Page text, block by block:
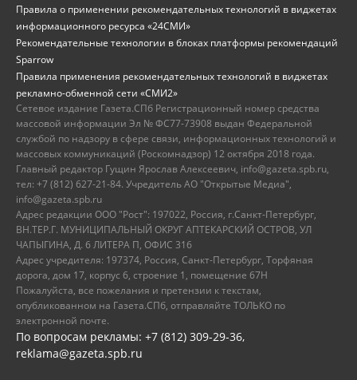
Правила о применении рекомендательных технологий в виджетах
информационного ресурса «24СМИ»
Рекомендательные технологии в блоках платформы рекомендаций
Sparrow
Правила применения рекомендательных технологий в виджетах
рекламно-обменной сети «СМИ2»
Сетевое издание Газета.СПб Регистрационный номер средства
массовой информации Эл № ФС77-73908 выдан Федеральной
службой по надзору в сфере связи, информационных технологий и
массовых коммуникаций (Роскомнадзор) 12 октября 2018 года.
Главный редактор Гущин Ярослав Алексеевич, info@gazeta.spb.ru,
тел: +7 (812) 627-21-84. Учредитель АО "Открытые Медиа",
info@gazeta.spb.ru
Адрес редакции ООО "Рост": 197022, Россия, г.Санкт-Петербург,
ВН.ТЕР.Г. МУНИЦИПАЛЬНЫЙ ОКРУГ АПТЕКАРСКИЙ ОСТРОВ, УЛ
ЧАПЫГИНА, Д. 6 ЛИТЕРА П, ОФИС 316
Адрес учредителя: 197374, Россия, Санкт-Петербург, Торфяная
дорога, дом 17, корпус 6, строение 1, помещение 67Н
Пожалуйста, все пожелания и претензии к текстам,
опубликованном на Газета.СПб, отправляйте ТОЛЬКО по
электронной почте.
По вопросам рекламы: +7 (812) 309-29-36,
reklama@gazeta.spb.ru